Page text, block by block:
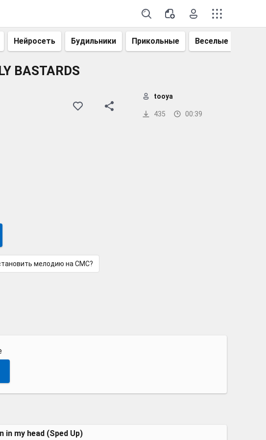
Нейросеть Будильники Прикольные Веселые
BASTARDS
435 00:39
tooya
мелодию на СМС?
in my head (Sped Up)